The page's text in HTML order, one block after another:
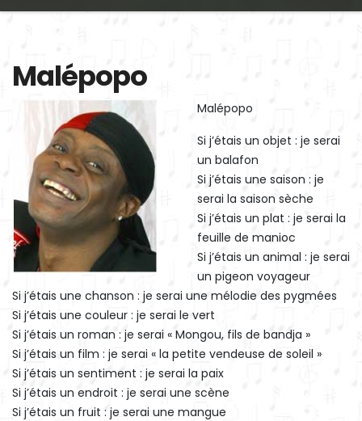
Malépopo
Malépopo
Si j’étais un objet : je serai
un balafon
Si j’étais une saison : je
serai la saison sèche
Si j’étais un plat : je serai la
feuille de manioc
Si j’étais un animal : je serai
un pigeon voyageur
Si j’étais une chanson : je serai une mélodie des pygmées
Si j’étais une couleur : je serai le vert
Si j’étais un roman : je serai « Mongou, fils de bandja »
Si j’étais un film : je serai « la petite vendeuse de soleil »
Si j’étais un sentiment : je serai la paix
Si j’étais un endroit : je serai une scène
Si j’étais un fruit : je serai une mangue